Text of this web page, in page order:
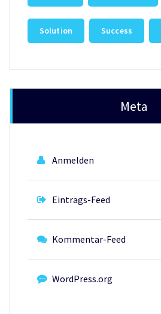
Solution Success
Meta
Anmelden
Eintrags-Feed
Kommentar-Feed
WordPress.org